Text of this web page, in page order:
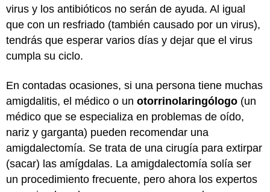
virus y los antibióticos no serán de ayuda. Al igual
que con un resfriado (también causado por un virus),
tendrás que esperar varios días y dejar que el virus
cumpla su ciclo.
En contadas ocasiones, si una persona tiene muchas
amigdalitis, el médico o un otorrinolaringólogo (un
médico que se especializa en problemas de oído,
nariz y garganta) pueden recomendar una
amigdalectomía. Se trata de una cirugía para extirpar
(sacar) las amígdalas. La amigdalectomía solía ser
un procedimiento frecuente, pero ahora los expertos